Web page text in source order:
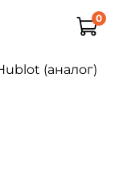
0
(аналог)